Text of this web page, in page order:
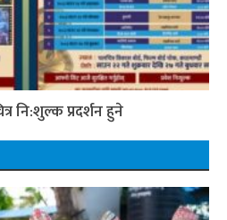
नि:शुल्क प्रदर्शन हुने